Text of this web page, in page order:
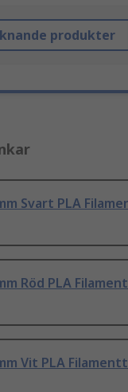
produkter
Svart PLA
Röd PLA
Vit PLA